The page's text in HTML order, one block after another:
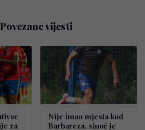
Povezane vijesti
za
Nije imao mjesta kod
Barbareza, sinoć je